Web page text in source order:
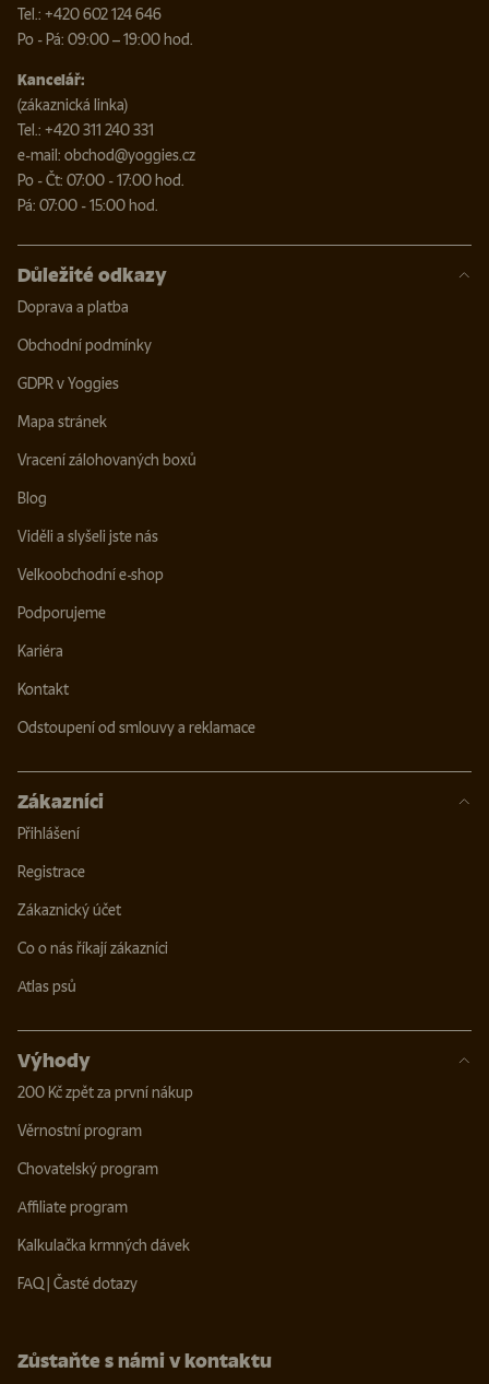
Tel.: +420 602 124 646
Po - Pá: 09:00 – 19:00 hod.
Kancelář:
(zákaznická linka)
Tel.: +420 311 240 331
e-mail: obchod@yoggies.cz
Po - Čt: 07:00 - 17:00 hod.
Pá: 07:00 - 15:00 hod.
Důležité odkazy
Doprava a platba
Obchodní podmínky
GDPR v Yoggies
Mapa stránek
Vracení zálohovaných boxů
Blog
Viděli a slyšeli jste nás
Velkoobchodní e-shop
Podporujeme
Kariéra
Kontakt
Odstoupení od smlouvy a reklamace
Zákazníci
Přihlášení
Registrace
Zákaznický účet
Co o nás říkají zákazníci
Atlas psů
Výhody
200 Kč zpět za první nákup
Věrnostní program
Chovatelský program
Affiliate program
Kalkulačka krmných dávek
FAQ | Časté dotazy
Zůstaňte s námi v kontaktu